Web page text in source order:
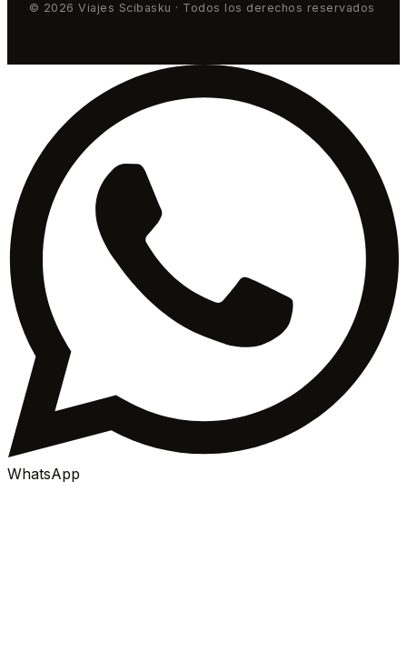
© 2026 Viajes Scibasku · Todos los derechos reservados
WhatsApp